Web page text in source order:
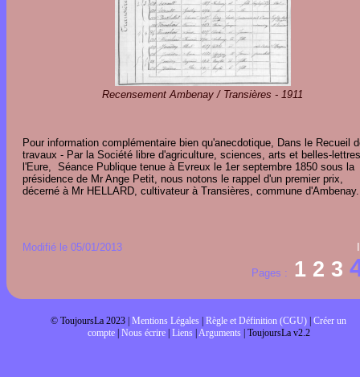
Recensement Ambenay / Transières - 1911
Pour information complémentaire bien qu'anecdotique, Dans le Recueil
travaux - Par la Société libre d'agriculture, sciences, arts et belles-
l'Eure, Séance Publique tenue à Evreux le 1er septembre 1850 sous la
présidence de Mr Ange Petit, nous notons le rappel d'un premier prix,
décerné à Mr HELLARD, cultivateur à Transières, commune d'Ambenay.
Modifié le 05/01/2013
Pages : 1 2 3
© ToujoursLa 2023 | Mentions Légales Règle et Définition (CGU) Créer un
compte| Nous écrire| Liens| Arguments| ToujoursLa v2.2